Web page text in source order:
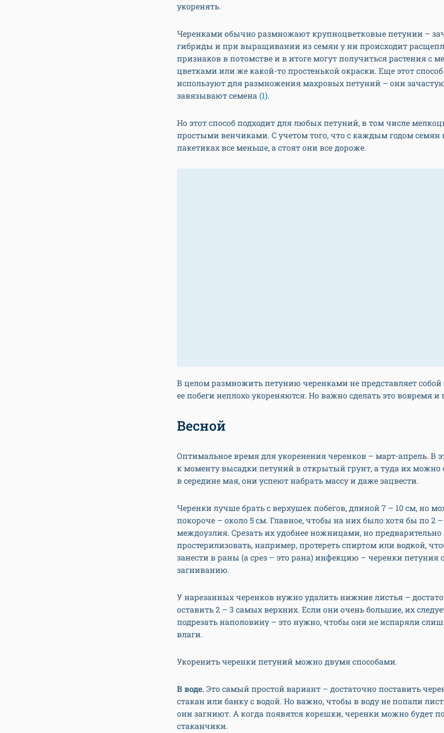
укоренять.
Черенками обычно размножают крупноцветковые петунии –
гибриды и при выращивании из семян у ни происходит
признаков в потомстве и в итоге могут получиться растения с
цветками или же какой-то простенькой окраски. Еще этот способ
используют для размножения махровых петуний – они
завязывают семена (1).
Но этот способ подходит для любых петуний, в том числе
простыми венчиками. С учетом того, что с каждым годом семян
пакетиках все меньше, а стоят они все дороже.
В целом размножить петунию черенками не представляет собой
ее побеги неплохо укореняются. Но важно сделать это вовремя и
Весной
Оптимальное время для укоренения черенков – март-апрель. В
к моменту высадки петуний в открытый грунт, а туда их можно
в середине мая, они успеют набрать массу и даже зацвести.
Черенки лучше брать с верхушек побегов, длиной 7 – 10 см, но
покороче – около 5 см. Главное, чтобы на них было хотя бы по 2 –
междоузлия. Срезать их удобнее ножницами, но
простерилизовать, например, протереть спиртом или водкой,
занести в раны (а срез – это рана) инфекцию – черенки петуния
загниванию.
У нарезанных черенков нужно удалить нижние листья –
оставить 2 – 3 самых верхних. Если они очень большие, их
подрезать наполовину – это нужно, чтобы они не испаряли
влаги.
Укоренить черенки петуний можно двумя способами.
В воде.Это самый простой вариант – достаточно поставить
стакан или банку с водой. Но важно, чтобы в воду не попали
они загниют. А когда появятся корешки, черенки можно будет
стаканчики.